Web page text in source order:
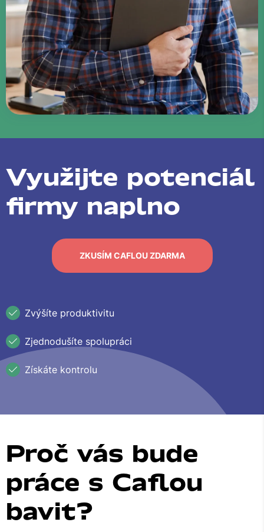
Využijte potenciál
firmy naplno
ZKUSÍM CAFLOU ZDARMA
Zvýšíte produktivitu
Zjednodušíte spolupráci
Získáte kontrolu
Proč vás bude
práce s Caflou
bavit?